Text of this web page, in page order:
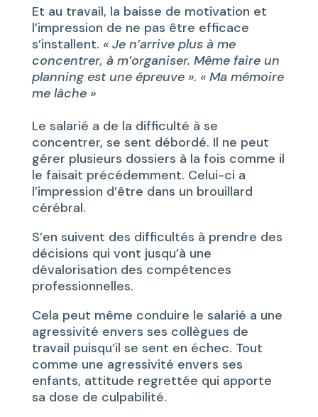
Et au travail, la baisse de motivation et
l’impression de ne pas être efficace
s’installent. « Je n’arrive plus à me
concentrer, à m’organiser. Même faire un
planning est une épreuve ». « Ma mémoire
me lâche »
Le salarié a de la difficulté à se
concentrer, se sent débordé. Il ne peut
gérer plusieurs dossiers à la fois comme il
le faisait précédemment. Celui-ci a
l’impression d’être dans un brouillard
cérébral.
S’en suivent des difficultés à prendre des
décisions qui vont jusqu’à une
dévalorisation des compétences
professionnelles.
Cela peut même conduire le salarié a une
agressivité envers ses collègues de
travail puisqu’il se sent en échec. Tout
comme une agressivité envers ses
enfants, attitude regrettée qui apporte
sa dose de culpabilité.